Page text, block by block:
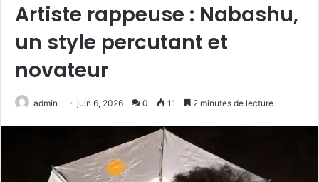
Artiste rappeuse : Nabashu,
un style percutant et
novateur
admin juin 6, 2026 0 11 2 minutes de lecture